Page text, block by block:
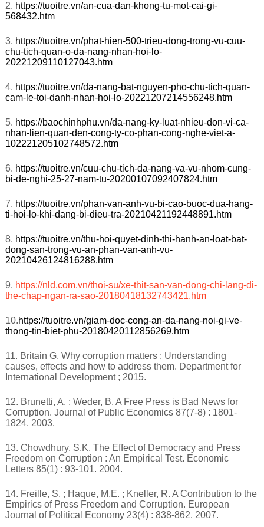
2. https://tuoitre.vn/an-cua-dan-khong-tu-mot-cai-gi-
568432.htm
3. https://tuoitre.vn/phat-hien-500-trieu-dong-trong-vu-cuu-
chu-tich-quan-o-da-nang-nhan-hoi-lo-
20221209110127043.htm
4. https://tuoitre.vn/da-nang-bat-nguyen-pho-chu-tich-quan-
cam-le-toi-danh-nhan-hoi-lo-20221207214556248.htm
5. https://baochinhphu.vn/da-nang-ky-luat-nhieu-don-vi-ca-
nhan-lien-quan-den-cong-ty-co-phan-cong-nghe-viet-a-
102221205102748572.htm
6. https://tuoitre.vn/cuu-chu-tich-da-nang-va-vu-nhom-cung-
bi-de-nghi-25-27-nam-tu-20200107092407824.htm
7. https://tuoitre.vn/phan-van-anh-vu-bi-cao-buoc-dua-hang-
ti-hoi-lo-khi-dang-bi-dieu-tra-20210421192448891.htm
8. https://tuoitre.vn/thu-hoi-quyet-dinh-thi-hanh-an-loat-bat-
dong-san-trong-vu-an-phan-van-anh-vu-
20210426124816288.htm
9. https://nld.com.vn/thoi-su/xe-thit-san-van-dong-chi-lang-di-
the-chap-ngan-ra-sao-20180418132743421.htm
10.https://tuoitre.vn/giam-doc-cong-an-da-nang-noi-gi-ve-
thong-tin-biet-phu-20180420112856269.htm
11. Britain G. Why corruption matters : Understanding
causes, effects and how to address them. Department for
International Development ; 2015.
12. Brunetti, A. ; Weder, B. A Free Press is Bad News for
Corruption. Journal of Public Economics 87(7-8) : 1801-
1824. 2003.
13. Chowdhury, S.K. The Effect of Democracy and Press
Freedom on Corruption : An Empirical Test. Economic
Letters 85(1) : 93-101. 2004.
14. Freille, S. ; Haque, M.E. ; Kneller, R. A Contribution to the
Empirics of Press Freedom and Corruption. European
Journal of Political Economy 23(4) : 838-862. 2007.